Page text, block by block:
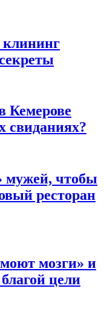
Кемерове
свиданиях?
мужей, чтобы
ресторан
мозги» и
цели